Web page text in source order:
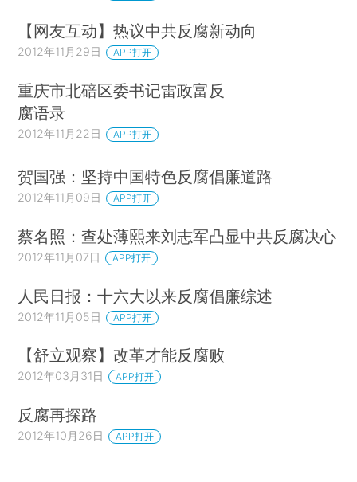
【网友互动】热议中共反腐新动向
2012年11月29日 APP打开
重庆市北碚区委书记雷政富反
腐语录
2012年11月22日 APP打开
贺国强：坚持中国特色反腐倡廉道路
2012年11月09日 APP打开
蔡名照：查处薄熙来刘志军凸显中共反腐决心
2012年11月07日 APP打开
人民日报：十六大以来反腐倡廉综述
2012年11月05日 APP打开
【舒立观察】改革才能反腐败
2012年03月31日 APP打开
反腐再探路
2012年10月26日 APP打开